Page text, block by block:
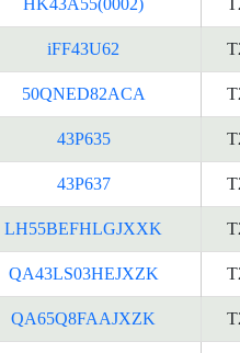
HK43A55(0002)
iFF43U62
50QNED82ACA
43P635
43P637
LH55BEFHLGJXXK
QA43LS03HEJXZK
QA65Q8FAAJXZK